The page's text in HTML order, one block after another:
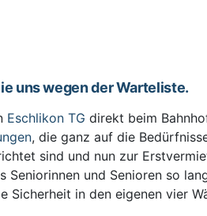
uns wegen der Warteliste.
Eschlikon TG direkt beim
, die ganz auf die
sind und nun zur
Seniorinnen und Senioren so
Sicherheit in den eigenen vier